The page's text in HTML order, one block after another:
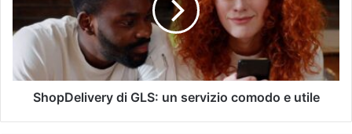
ShopDelivery di GLS: un servizio comodo e utile